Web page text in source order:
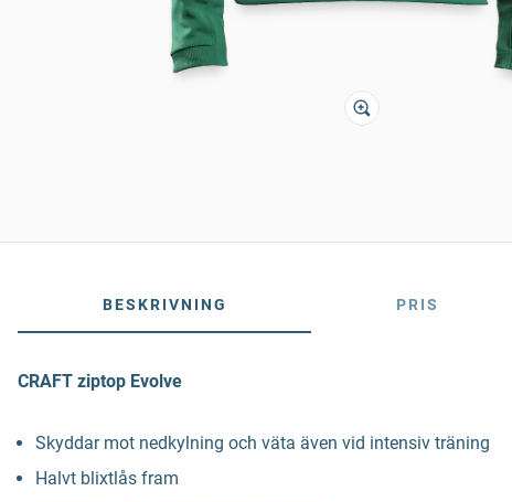
BESKRIVNING PRIS
CRAFT ziptop Evolve
Skyddar mot nedkylning och väta även vid intensiv träning
Halvt blixtlås fram